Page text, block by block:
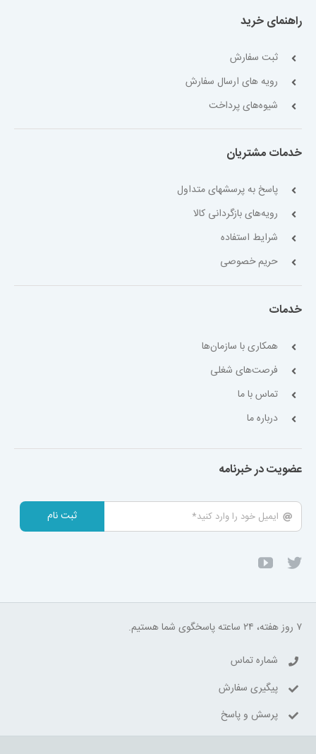
راهنمای خرید
ثبت سفارش
رویه های ارسال سفارش
شیوه‌های پرداخت
خدمات مشتریان
پاسخ به پرسشهای متداول
رویه‌های بازگردانی کالا
شرایط استفاده
حریم خصوصی
خدمات
همکاری با سازمان‌ها
فرصت‌های شغلی
تماس با ما
درباره ما
عضویت در خبرنامه
ثبت نام
۷ روز هفته، ۲۴ ساعته پاسخگوی شما هستیم.
شماره تماس
پیگیری سفارش
پرسش و پاسخ